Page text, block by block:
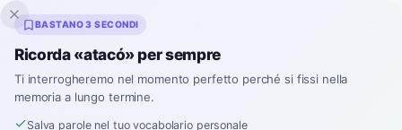
Inklingo
BASTANO 3 SECONDI
Ricorda «atacó» per sempre
Ti interrogheremo nel momento perfetto perché si fissi nella
memoria a lungo termine.
Salva parole nel tuo vocabolario personale